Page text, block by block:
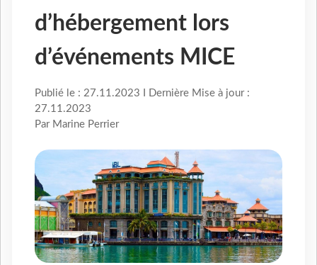
d’hébergement lors
d’événements MICE
Publié le : 27.11.2023 I Dernière Mise à jour :
27.11.2023
Par Marine Perrier